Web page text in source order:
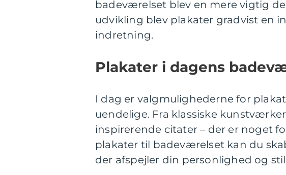
badeværelset blev en mere vigtig
udvikling blev plakater gradvist en
indretning.
Plakater i dagens
I dag er valgmulighederne for
uendelige. Fra klassiske
inspirerende citater – der er noget
plakater til badeværelset kan du
der afspejler din personlighed og